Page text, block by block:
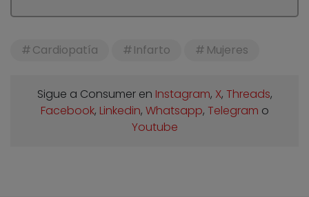
Cardiopatía Infarto Mujeres
Sigue a Consumer en Instagram, X, Threads,
Facebook, Linkedin, Whatsapp, Telegram o
Youtube